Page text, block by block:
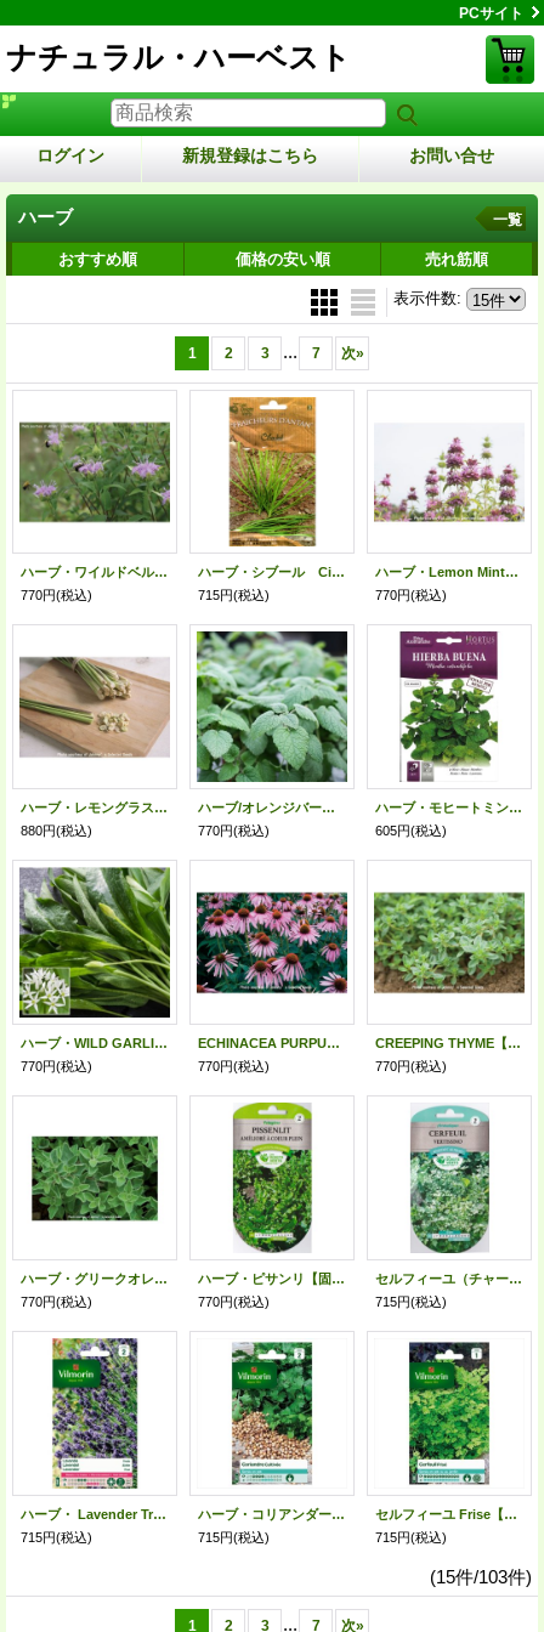
PCサイト
ナチュラル・ハーベスト
ログイン 新規登録はこちら お問い合せ
ハーブ 一覧
おすすめ順 価格の安い順 売れ筋順
表示件数:
1 2 3 ... 7 次»
ハーブ・ワイルドベルガモット【固定種】
770円(税込)
ハーブ・シブール Ciboulail【固定種】
715円(税込)
ハーブ・Lemon Mint【固定種】
770円(税込)
ハーブ・レモングラス-Lemon Grass, East Indian【固定種】
880円(税込)
ハーブ/オレンジバーム【固定種】
770円(税込)
ハーブ・モヒートミント-イエルバブエナ-HIERBA BUENA
605円(税込)
ハーブ・WILD GARLIC-ラムソンズ【固定種】
770円(税込)
ECHINACEA PURPUREA【固定種】
770円(税込)
CREEPING THYME【固定種】
770円(税込)
ハーブ・グリークオレガノ-Greek Oregano【固定種】
770円(税込)
ハーブ・ピサンリ【固定種】
770円(税込)
セルフィーユ（チャービル）Vertissimo【固定種】
715円(税込)
ハーブ・ Lavender True【固定種】
715円(税込)
ハーブ・コリアンダー Coriandre Cultiv?e【固定種】
715円(税込)
セルフィーユ Frise【固定種】
715円(税込)
(15件/103件)
1 2 3 ... 7 次»